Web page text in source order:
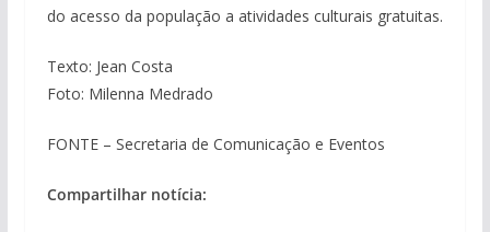
do acesso da população a atividades culturais gratuitas.
Texto: Jean Costa
Foto: Milenna Medrado
FONTE – Secretaria de Comunicação e Eventos
Compartilhar notícia: